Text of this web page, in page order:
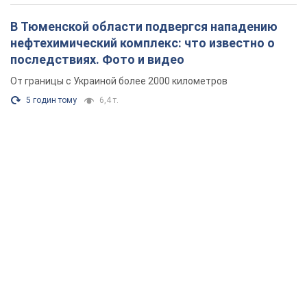
В Тюменской области подвергся нападению
нефтехимический комплекс: что известно о
последствиях. Фото и видео
От границы с Украиной более 2000 километров
5 годин тому 6,4 т.